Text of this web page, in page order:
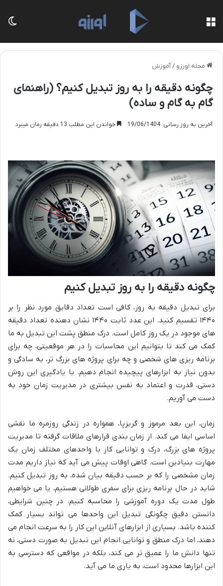
مجله اورزو /آموزش
چگونه دقیقه را به روز تبدیل کنیم؟ (راهنمای
گام به گام و ساده)
آخرین به روز رسانی: 19/06/1404 خواندن این مطلب 13 دقیقه زمان میبرد
چگونه دقیقه را به روز تبدیل کنیم
برای تبدیل دقیقه به روز، کافی است تعداد دقایق مورد نظر را بر
۱۴۴۰ تقسیم کنید. این عدد ثابت ۱۴۴۰ نشان دهنده تعداد دقیقه
های موجود در یک روز کامل است. درک منطق پشت این تبدیل به ما
کمک می کند تا بتوانیم این محاسبات را در هر موقعیتی، چه برای
برنامه ریزی های شخصی و چه برای پروژه های بزرگ تر، به سادگی و
بدون نیاز به ابزارهای پیچیده انجام دهیم. با یادگیری این روش
دستی، قدرت و اعتماد به نفس بیشتری در مدیریت زمان خود به
دست می آوریم.
زمان، این بعد مرموز و گریزپا، همواره در زندگی روزمره ما نقشی
اساسی ایفا می کند. از زمان بندی قرارهای ملاقات گرفته تا مدیریت
پروژه های بزرگ، درک و توانایی کار با واحدهای مختلف زمان یک
مهارت بنیادین است. گاهی اوقات پیش می آید که نیاز داریم مدت
زمان مشخصی را که بر حسب دقیقه بیان شده، به روز تبدیل کنیم.
شاید در حال برنامه ریزی برای سفری طولانی هستیم، یا می خواهیم
طول مدت یک دوره آموزشی را محاسبه کنیم. در چنین شرایطی،
دانستن دقیق چگونگی تبدیل این واحدها می تواند بسیار کمک
کننده باشد. بسیاری از ابزارهای آنلاین این کار را به سرعت انجام می
دهند، اما درک منطق و توانایی انجام این تبدیل به صورت دستی، نه
تنها دانش ما را عمیق تر می کند، بلکه در مواقعی که دسترسی به
این ابزارها محدود است، به یاری ما می آید.